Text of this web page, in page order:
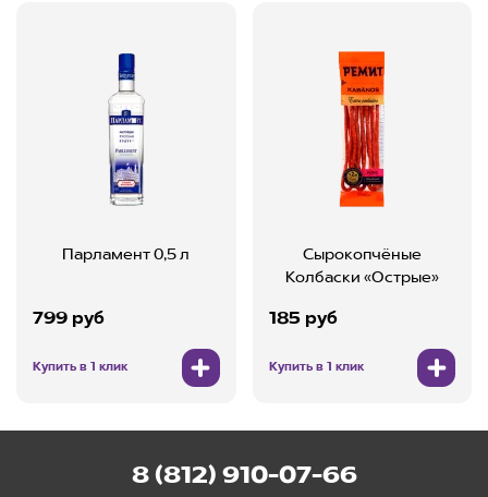
Парламент 0,5 л
799 руб
Купить в 1 клик
Сырокопчёные
Колбаски «Острые»
185 руб
Купить в 1 клик
8 (812) 910-07-66